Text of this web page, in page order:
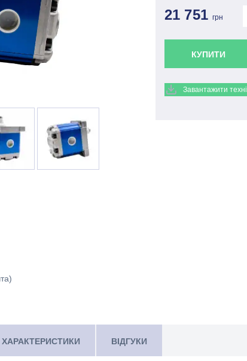
21 751грн
КУПИТИ
Завантажити
ХАРАКТЕРИСТИКИ ВІДГУКИ